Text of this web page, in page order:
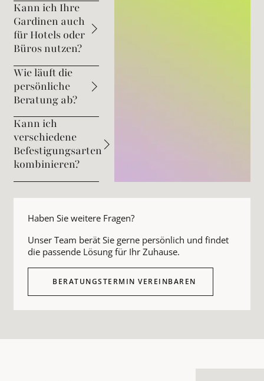
Kann ich Ihre
Gardinen auch
für Hotels oder
Büros nutzen?
Wie läuft die
persönliche
Beratung ab?
Kann ich
verschiedene
Befestigungsarten
kombinieren?
Haben Sie weitere Fragen?
Unser Team berät Sie gerne persönlich und findet
die passende Lösung für Ihr Zuhause.
BERATUNGSTERMIN VEREINBAREN